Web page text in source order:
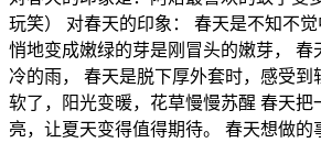
玩笑） 对春天的印象： 春天是不知不
悄地变成嫩绿的芽是刚冒头的嫩芽， 春
冷的雨， 春天是脱下厚外套时，感受到
软了，阳光变暖，花草慢慢苏醒 春天把
亮，让夏天变得值得期待。 春天想做的